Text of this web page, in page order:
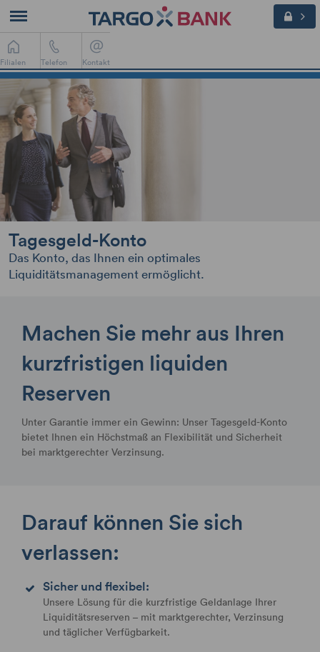
Filialen Telefon Kontakt
Tagesgeld-Konto
Das Konto, das Ihnen ein optimales
Liquiditätsmanagement ermöglicht.
Machen Sie mehr aus Ihren
kurzfristigen liquiden
Reserven
Unter Garantie immer ein Gewinn: Unser Tagesgeld-Konto
bietet Ihnen ein Höchstmaß an Flexibilität und Sicherheit
bei marktgerechter Verzinsung.
Darauf können Sie sich
verlassen:
Sicher und flexibel:
Unsere Lösung für die kurzfristige Geldanlage Ihrer
Liquiditätsreserven – mit marktgerechter, Verzinsung
und täglicher Verfügbarkeit.